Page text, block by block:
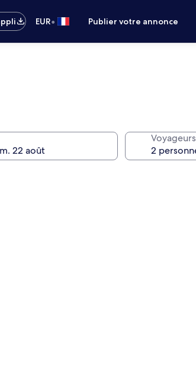
EUR• Publier votre annonce
Voyageurs